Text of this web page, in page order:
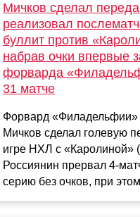
Мичков сделал
реализовал
буллит против
набрав очки впервые
форварда
31 матче
Форвард «Филадельфии»
Мичков сделал голевую
игре НХЛ с «Каролиной»
Россиянин прервал 4-
серию без очков, при